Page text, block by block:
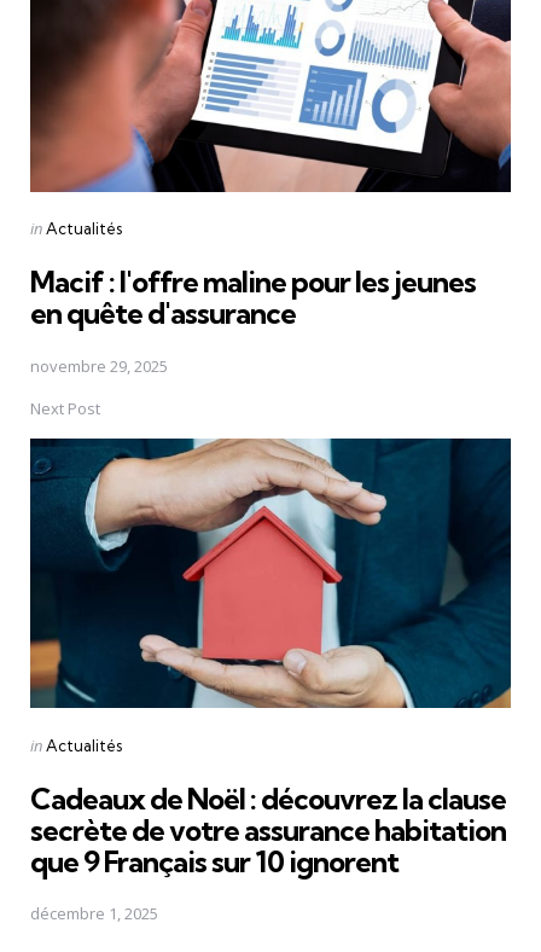
Posted
inActualités
Macif : l'offre maline pour les jeunes
en quête d'assurance
novembre 29, 2025
Next Post
Posted
inActualités
Cadeaux de Noël : découvrez la clause
secrète de votre assurance habitation
que 9 Français sur 10 ignorent
décembre 1, 2025